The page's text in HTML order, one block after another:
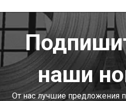
наши
От нас лучшие предложения